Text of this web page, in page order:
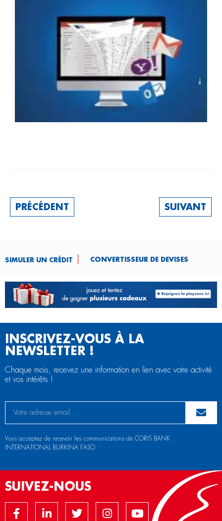
PRÉCÉDENT SUIVANT
SIMULER UN CRÉDIT CONVERTISSEUR DE DEVISES​
INSCRIVEZ-VOUS À LA
NEWSLETTER !
Chaque mois, recevez une information en lien avec votre activité
et vos intérêts !
Vous acceptez de recevoir les communications de CORIS BANK
INTERNATIONAL BURKINA FASO
SUIVEZ-NOUS